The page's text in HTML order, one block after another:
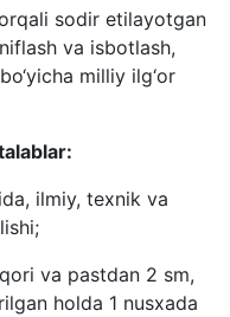
sodir etilayotgan
va isbotlash,
milliy ilg‘or
ilmiy, texnik va
va pastdan 2 sm,
holda 1 nusxada